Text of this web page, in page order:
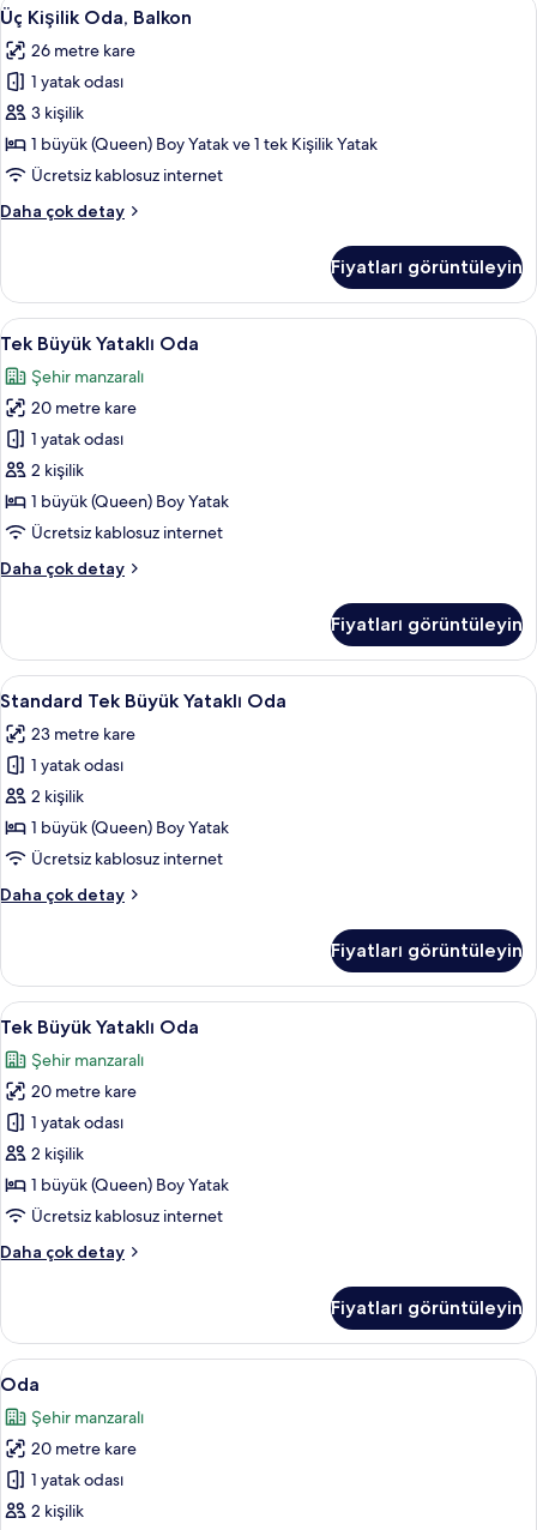
Yatak
hakkında
daha
fazla
detay
Kişilik
Oda,
Balkon
için
tüm
fotoğrafları
10
Üç Kişilik Oda, Balkon
26 metre kare
1 yatak odası
3 kişilik
1 büyük (Queen) Boy Yatak ve 1 tek Kişilik Yatak
Ücretsiz kablosuz internet
Daha çok detay
Üç
hakkında
daha
fazla
Fiyatları görüntüleyin
Tek
Büyük
Yataklı
Oda
için
tüm
fotoğrafları
görün
Tek Büyük Yataklı Oda | Ücretsiz
5
Tek Büyük Yataklı Oda
Şehir manzaralı
20 metre kare
1 yatak odası
2 kişilik
1 büyük (Queen) Boy Yatak
Ücretsiz kablosuz internet
Daha çok detay
Tek
hakkında
daha
fazla
Fiyatları görüntüleyin
Standard
Tek
Büyük
Yataklı
Oda
için
tüm
görün
Standard Tek Büyük Yataklı Oda |
3
Standard Tek Büyük Yataklı Oda
23 metre kare
1 yatak odası
2 kişilik
1 büyük (Queen) Boy Yatak
Ücretsiz kablosuz internet
Daha çok detay
Standard
Oda
hakkında
daha
detay
Fiyatları görüntüleyin
Tek
Büyük
Yataklı
Oda
için
tüm
fotoğrafları
görün
Tek Büyük Yataklı Oda | Ücretsiz
6
Tek Büyük Yataklı Oda
Şehir manzaralı
20 metre kare
1 yatak odası
2 kişilik
1 büyük (Queen) Boy Yatak
Ücretsiz kablosuz internet
Daha çok detay
Tek
hakkında
daha
fazla
Fiyatları görüntüleyin
Oda
için
tüm
fotoğrafları
görün
Oda | Ücretsiz minibar, odada kasa,
5
Oda
Şehir manzaralı
20 metre kare
1 yatak odası
2 kişilik